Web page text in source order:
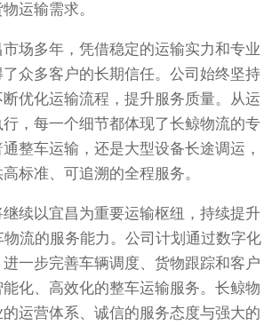
运输需求。
场多年，凭借稳定的运输实力和专业
众多客户的长期信任。公司始终坚持
优化运输流程，提升服务质量。从运
，每一个细节都体现了长鲸物流的专
整车运输，还是大型设备长途调运，
标准、可追溯的全程服务。
续以宜昌为重要运输枢纽，持续提升
物流的服务能力。公司计划通过数字化
一步完善车辆调度、货物跟踪和客户
化、高效化的整车运输服务。长鲸物
运营体系、诚信的服务态度与强大的